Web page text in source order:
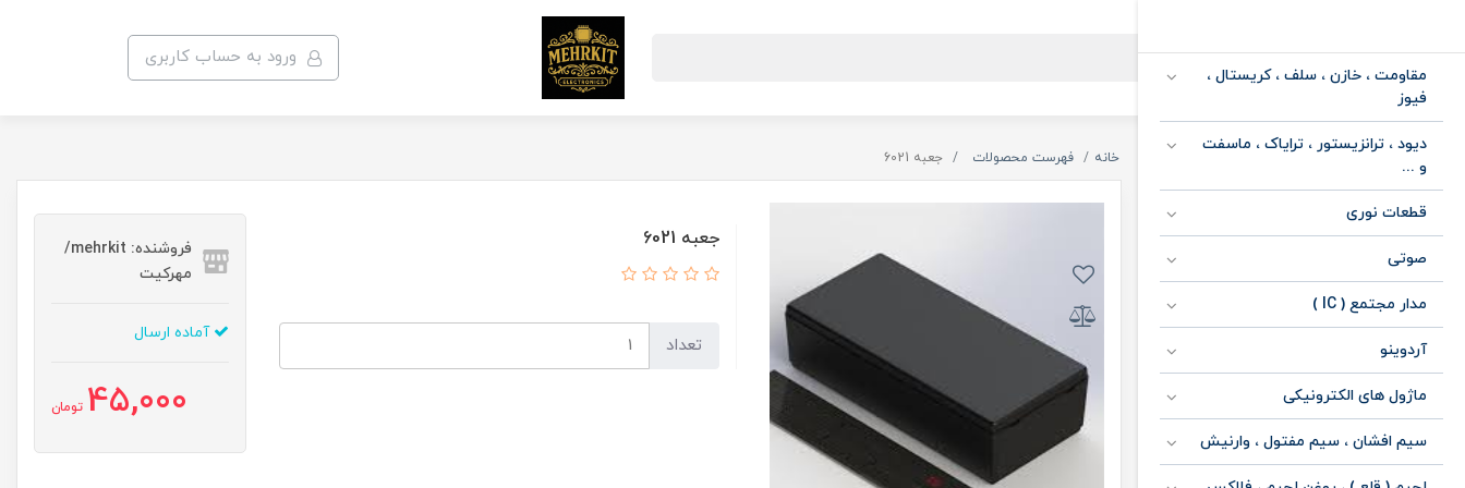
ورود به حساب کاربری
مقاومت ، خازن ، سلف ، کریستال ،
فیوز
دیود ، ترانزیستور ، ترایاک ، ماسفت
و ...
قطعات نوری
صوتی
مدار مجتمع ( IC )
آردوینو
ماژول های الکترونیکی
سیم افشان ، سیم مفتول ، وارنیش
خانه فهرست محصولات جعبه 6021
جعبه 6021
تعداد
فروشنده: mehrkit/
مهرکیت
آماده ارسال
45,000 تومان